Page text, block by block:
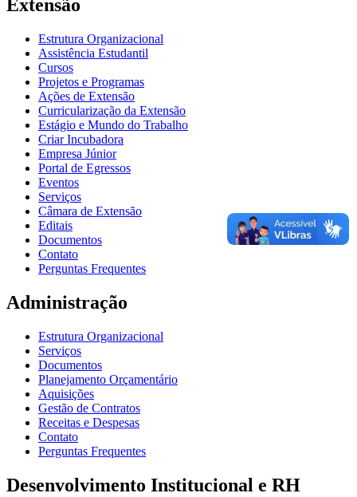
Extensão
Estrutura Organizacional
Assistência Estudantil
Cursos
Projetos e Programas
Ações de Extensão
Curricularização da Extensão
Estágio e Mundo do Trabalho
Criar Incubadora
Empresa Júnior
Portal de Egressos
Eventos
Serviços
Câmara de Extensão
Editais
Documentos
Contato
Perguntas Frequentes
Administração
Estrutura Organizacional
Serviços
Documentos
Planejamento Orçamentário
Aquisições
Gestão de Contratos
Receitas e Despesas
Contato
Perguntas Frequentes
Desenvolvimento Institucional e RH